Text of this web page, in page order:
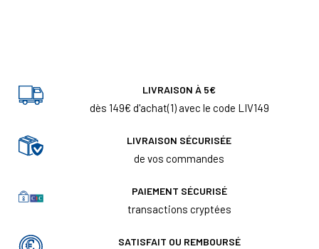
LIVRAISON À 5€
dès 149€ d'achat(1) avec le code LIV149
LIVRAISON SÉCURISÉE
de vos commandes
PAIEMENT SÉCURISÉ
transactions cryptées
SATISFAIT OU REMBOURSÉ